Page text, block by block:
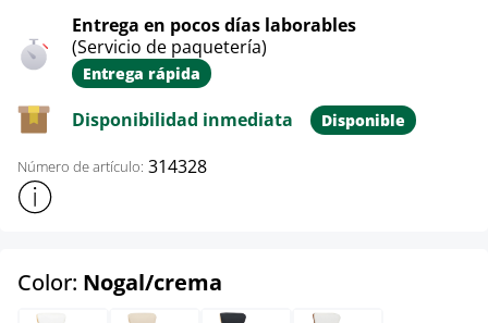
Entrega en pocos días laborables
(Servicio de paquetería)
Entrega rápida
Disponibilidad inmediata Disponible
Número de artículo: 314328
Mostrar más información sobre el producto
Color: Nogal/crema